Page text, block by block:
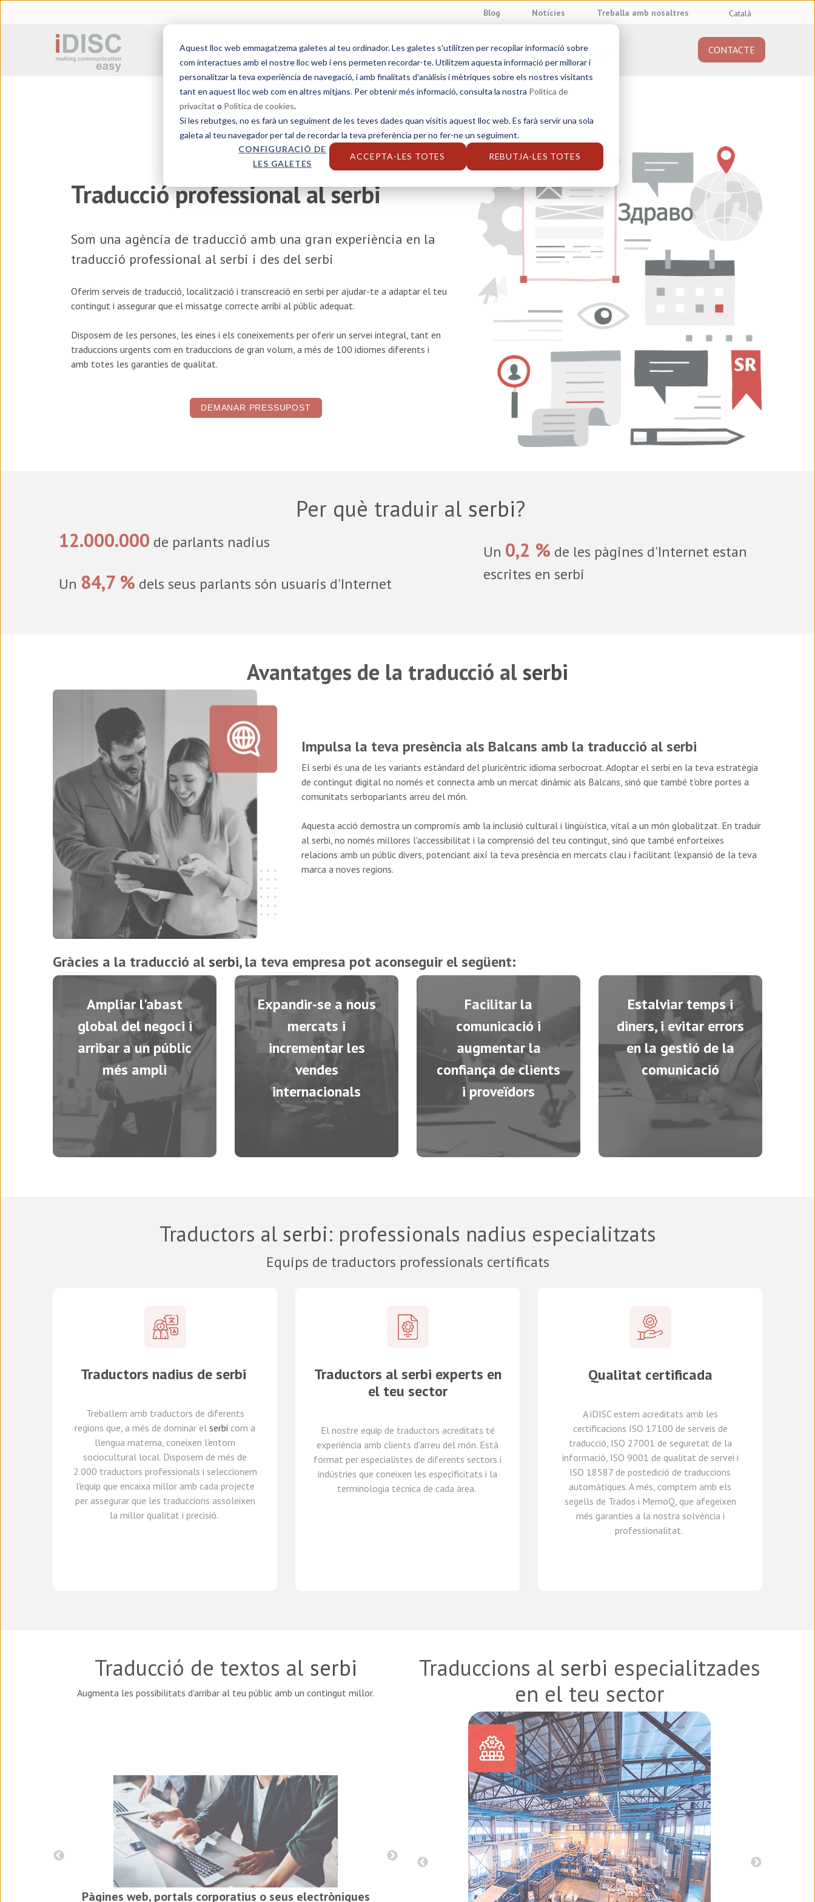
Aquest lloc web emmagatzema galetes al teu ordinador. Les galetes s'utilitzen per recopilar informació sobre
com interactues amb el nostre lloc web i ens permeten recordar-te. Utilitzem aquesta informació per millorar i
personalitzar la teva experiència de navegació, i amb finalitats d'anàlisis i mètriques sobre els nostres visitants
tant en aquest lloc web com en altres mitjans. Per obtenir més informació, consulta la nostra Política de
privacitat o Política de cookies.
Si les rebutges, no es farà un seguiment de les teves dades quan visitis aquest lloc web. Es farà servir una sola
galeta al teu navegador per tal de recordar la teva preferència per no fer-ne un seguiment.
CONFIGURACIÓ DE
LES GALETES
ACCEPTA-LES TOTES REBUTJA-LES TOTES
Blog Notícies Treballa amb nosaltres Català
Traducció jurada Serveis lingüístics Sectors Solucions Sobre nosaltres CONTACTE
Traducció professional al serbi
Som una agència de traducció amb una gran experiència en la
traducció professional al serbi i des del serbi
Oferim serveis de traducció, localització i transcreació en serbi per ajudar-te a adaptar el teu
contingut i assegurar que el missatge correcte arribi al públic adequat.
Disposem de les persones, les eines i els coneixements per oferir un servei integral, tant en
traduccions urgents com en traduccions de gran volum, a més de 100 idiomes diferents i
amb totes les garanties de qualitat.
DEMANAR PRESSUPOST
Per què traduir al serbi?
12.000.000 de parlants nadius
Un 84,7 % dels seus parlants són usuaris d'Internet
Un 0,2 % de les pàgines d'Internet estan
escrites en serbi
Avantatges de la traducció alserbi
Impulsa la teva presència als Balcans amb la traducció al serbi
El serbi és una de les variants estàndard del pluricèntric idioma serbocroat. Adoptar el serbi en la teva estratègia
de contingut digital no només et connecta amb un mercat dinàmic als Balcans, sinó que també t'obre portes a
comunitats serboparlants arreu del món.
Aquesta acció demostra un compromís amb la inclusió cultural i lingüística, vital a un món globalitzat. En traduir
al serbi, no només millores l'accessibilitat i la comprensió del teu contingut, sinó que també enforteixes
relacions amb un públic divers, potenciant així la teva presència en mercats clau i facilitant l'expansió de la teva
marca a noves regions.
Gràcies a la traducció al serbi, la teva empresa pot aconseguir el següent:
Ampliar l'abast
global del negoci i
arribar a un públic
més ampli
Expandir-se a nous
mercats i
incrementar les
vendes
internacionals
Facilitar la
comunicació i
augmentar la
confiança de clients
i proveïdors
Estalviar temps i
diners, i evitar errors
en la gestió de la
comunicació
Traductors al serbi: professionals nadius especialitzats
Equips de traductors professionals certificats
Traductors nadius deserbi
Treballem amb traductors de diferents
regions que, a més de dominar el serbi com a
llengua materna, coneixen l'entorn
sociocultural local. Disposem de més de
2.000 traductors professionals i seleccionem
l'equip que encaixa millor amb cada projecte
per assegurar que les traduccions assoleixen
la millor qualitat i precisió.
Traductors al serbi experts en
el teu sector
El nostre equip de traductors acreditats té
experiència amb clients d'arreu del món. Està
format per especialistes de diferents sectors i
indústries que coneixen les especificitats i la
terminologia tècnica de cada àrea.
Qualitat certificada
AiDISCestem acreditats amb les
certificacions ISO 17100 de serveis de
traducció, ISO 27001 de seguretat de la
informació, ISO 9001 de qualitat de servei i
ISO 18587 de postedició de traduccions
automàtiques.Amés, comptem amb els
segells de Trados i MemoQ , que afegeixen
més garanties a la nostra solvència i
professionalitat.
Traducció de textos al serbi
Augmenta les possibilitats d'arribar al teu públic amb un contingut millor.
Pàgines web, portals corporatius o seus electròniques
Informes, contractes i patents
Traduccions al serbi especialitzades
en el teu sector